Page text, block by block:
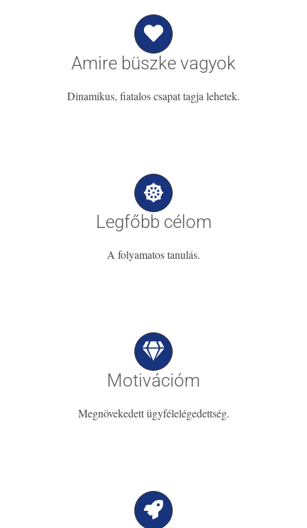
Amire büszke vagyok
Dinamikus, fiatalos csapat tagja lehetek.
Legfőbb célom
A folyamatos tanulás.
Motivációm
Megnövekedett ügyfélelégedettség.